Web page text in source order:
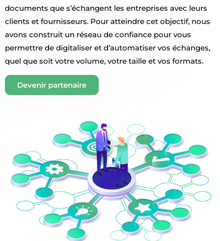
documents que s’échangent les entreprises avec leurs
clients et fournisseurs. Pour atteindre cet objectif, nous
avons construit un réseau de confiance pour vous
permettre de digitaliser et d’automatiser vos échanges,
quel que soit votre volume, votre taille et vos formats.
Devenir partenaire